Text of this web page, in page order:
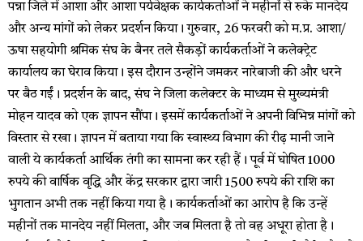
पन्ना जिले में आशा और आशा पर्यवेक्षक कार्यकर्ताओं ने महीनों से रुके मानदेय
और अन्य मांगों को लेकर प्रदर्शन किया। गुरुवार, 26 फरवरी को म.प्र. आशा/
ऊषा सहयोगी श्रमिक संघ के बैनर तले सैकड़ों कार्यकर्ताओं ने कलेक्ट्रेट
कार्यालय का घेराव किया। इस दौरान उन्होंने जमकर नारेबाजी की और धरने
पर बैठ गईं। प्रदर्शन के बाद, संघ ने जिला कलेक्टर के माध्यम से मुख्यमंत्री
मोहन यादव को एक ज्ञापन सौंपा। इसमें कार्यकर्ताओं ने अपनी विभिन्न मांगों को
विस्तार से रखा। ज्ञापन में बताया गया कि स्वास्थ्य विभाग की रीढ़ मानी जाने
वाली ये कार्यकर्ता आर्थिक तंगी का सामना कर रही हैं। पूर्व में घोषित 1000
रुपये की वार्षिक वृद्धि और केंद्र सरकार द्वारा जारी 1500 रुपये की राशि का
भुगतान अभी तक नहीं किया गया है। कार्यकर्ताओं का आरोप है कि उन्हें
महीनों तक मानदेय नहीं मिलता, और जब मिलता है तो वह अधूरा होता है।